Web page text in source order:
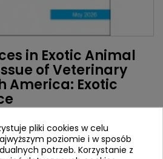
in Exotic Animal
of Veterinary
America: Exotic
pliki cookies w celu
poziomie i w sposób
potrzeb. Korzystanie z